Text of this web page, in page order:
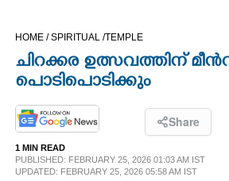
HOME /SPIRITUAL /TEMPLE
ചിറക്കര ഉത്സവത്തിന്
പൊടിപൊടിക്കും
Share
1 MIN READ
PUBLISHED: FEBRUARY 25, 2026 01:03 AM IST
UPDATED: FEBRUARY 25, 2026 05:58 AM IST